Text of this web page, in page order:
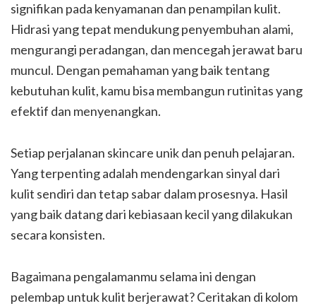
signifikan pada kenyamanan dan penampilan kulit.
Hidrasi yang tepat mendukung penyembuhan alami,
mengurangi peradangan, dan mencegah jerawat baru
muncul. Dengan pemahaman yang baik tentang
kebutuhan kulit, kamu bisa membangun rutinitas yang
efektif dan menyenangkan.
Setiap perjalanan skincare unik dan penuh pelajaran.
Yang terpenting adalah mendengarkan sinyal dari
kulit sendiri dan tetap sabar dalam prosesnya. Hasil
yang baik datang dari kebiasaan kecil yang dilakukan
secara konsisten.
Bagaimana pengalamanmu selama ini dengan
pelembap untuk kulit berjerawat? Ceritakan di kolom